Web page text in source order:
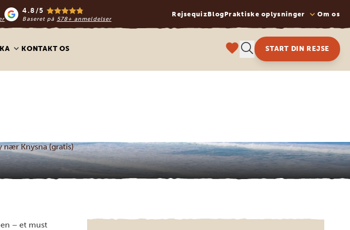
4.8/5
Baseret på 578+ anmeldelser
RejsequizBlogPraktiske oplysninger Om os
KONTAKT OS START DIN REJSE
nær Knysna (gratis)
– et must